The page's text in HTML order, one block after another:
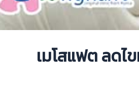
เมโสแฟต ลด